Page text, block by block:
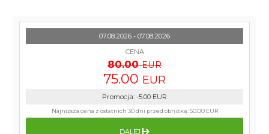
07.08.2026 - 07.08.2026
CENA
80.00 EUR
75.00 EUR
Promocja: -5.00 EUR
Najniższa cena z ostatnich 30 dni przed obniżką:50.00 EUR
DALEJ